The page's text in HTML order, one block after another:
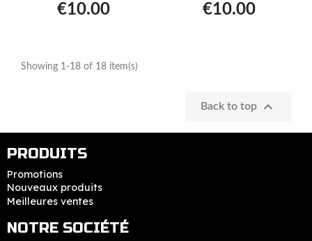
€10.00 €10.00
Showing 1-18 of 18 item(s)
Back to top 
PRODUITS
Promotions
Nouveaux produits
Meilleures ventes
NOTRE SOCIÉTÉ